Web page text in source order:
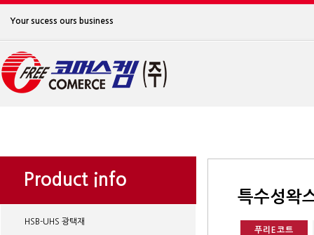
Your sucess ours business
Product info
HSB-UHS 광택재
특수성왁
푸리E코트